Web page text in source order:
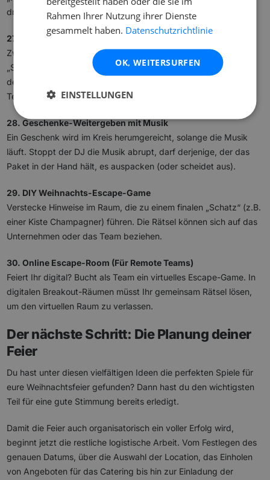
drei Leuten mit Rentiergeweih“).
27. Papier-Schneeballschlacht
Zwei Teams, eine Linie in der Mitte. Jedes Team formt
„Schneebälle“ aus Altpapier. Auf Kommando (laute Musik aus
der PA-Anlage startet) fliegen die Bälle für 60 Sekunden. Das
Team mit den wenigsten Bällen in der eigenen Hälfte gewinnt.
28. Geschenke-Weitergeben mit Musik
Ein Geschenk wird im Kreis herumgereicht, solange die Musik
läuft. Stoppt der DJ die Musik abrupt, darf derjenige, der das
Paket in der Hand hält, es auspacken (oder scheidet aus).
29. DIY Weihnachts-Escape-Game
Verstecke Hinweise im Raum, die zu einem finalen „Schatz“ (z.B.
einer Kiste Champagner) führen. Die Rätsel können sich auf das
Unternehmen oder das Team beziehen.
30. Online Escape-Room (Für Remote Teams)
Feiert Ihr digital? Bucht als Team ein virtuelles Escape-Game. In
digitalen Breakout-Räumen müsst Ihr gemeinsam Rätsel lösen,
um den virtuellen Raum zu verlassen.
Der nächste Schritt: Die Planung deiner
Feier
Du hast unter diesen vielfältigen Ideen die perfekten Spiele für
eure Weihnachtsfeier gefunden? Dann hast du den wichtigsten
Teil für eine gute Stimmung bereits erledigt.
Damit die Feier auch organisatorisch ein voller Erfolg wird,
beginnt jetzt die restliche logistische Arbeit. Vom Festlegen des
genauen Datums, über die Auswahl der Location, das Einholen
von Angeboten für das Catering bis hin zur Einladung der
Rahmen Ihrer Nutzung ihrer Dienste
gesammelt haben. Datenschutzrichtlinie
OK, WEITERSURFEN
EINSTELLUNGEN